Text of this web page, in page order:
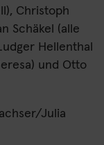
Christoph
Schäkel (alle
Hellenthal
und Otto
Julia